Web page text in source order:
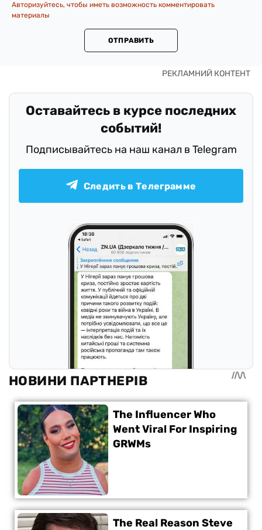
Авторизуйтесь, чтобы иметь возможность комментировать
материалы
ОТПРАВИТЬ
Оставайтесь в курсе последних
событий!
Подписывайтесь на наш канал в Telegram
Следить в Телеграмме